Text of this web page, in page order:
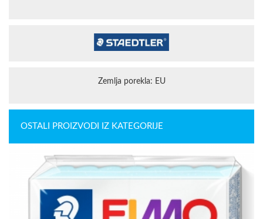
Zemlja porekla: EU
OSTALI PROIZVODI IZ KATEGORIJE